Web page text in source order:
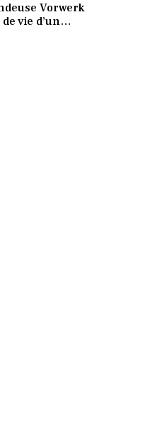
Vorwerk
vie d’un
»